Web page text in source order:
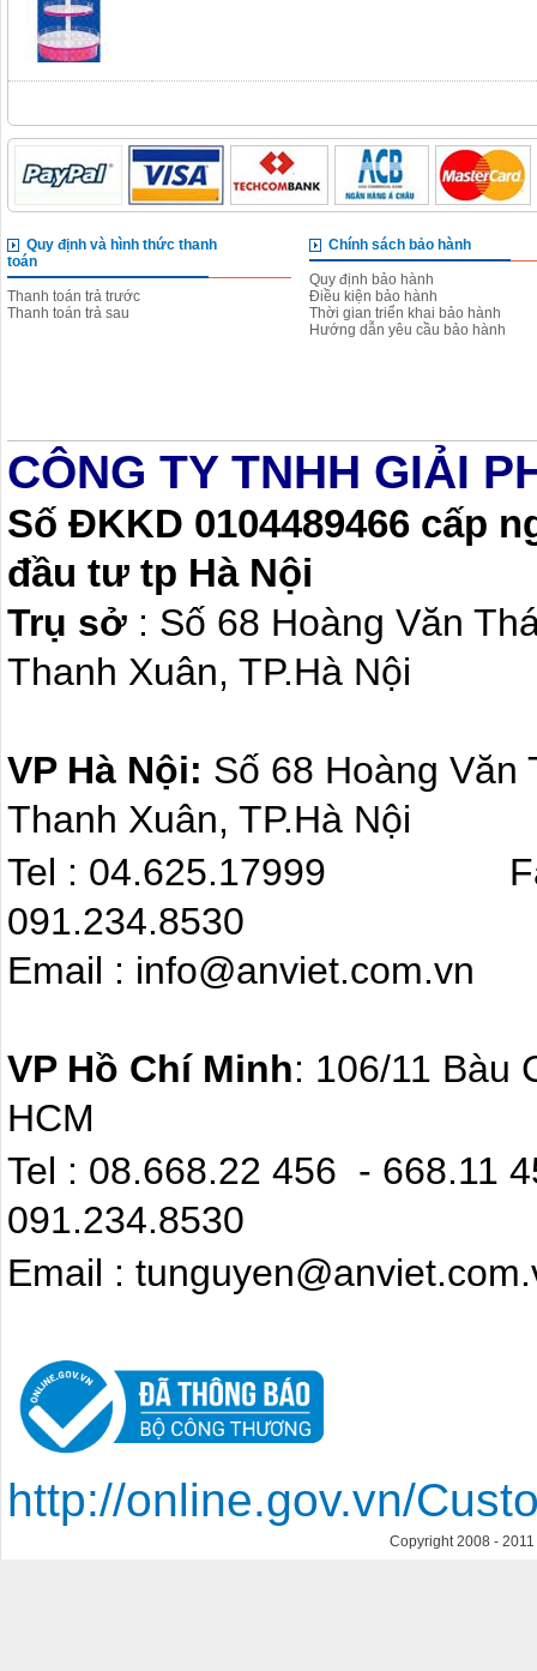
Quy định và hình thức thanh
toán
Thanh toán trả trước
Thanh toán trả sau
Chính sách bảo hành
Quy định bảo hành
Điều kiện bảo hành
Thời gian triển khai bảo hành
Hướng dẫn yêu cầu bảo hành
CÔNG TY TNHH GIẢI
Số ĐKKD 0104489466 cấp
đầu tư tp Hà Nội
Trụ sở : Số 68 Hoàng Văn
Thanh Xuân, TP.Hà Nội
VP Hà Nội: Số 68 Hoàng
Thanh Xuân, TP.Hà Nội
Tel : 04.625.17999
091.234.8530
Email :
VP Hồ Chí Minh: 106/11 Bàu
HCM
Tel : 08.668.22
091.234.8530
Email :
http://online.gov.vn/
Copyright 2008 - 2011